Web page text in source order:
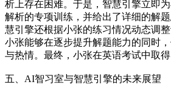
析上存在困难。于是，智慧引擎立即
解析的专项训练，并给出了详细的解
慧引擎还根据小张的练习情况动态调
小张能够在逐步提升解题能力的同时
与热情。最终，小张在英语考试中取得
五、AI智习室与智慧引擎的未来展望